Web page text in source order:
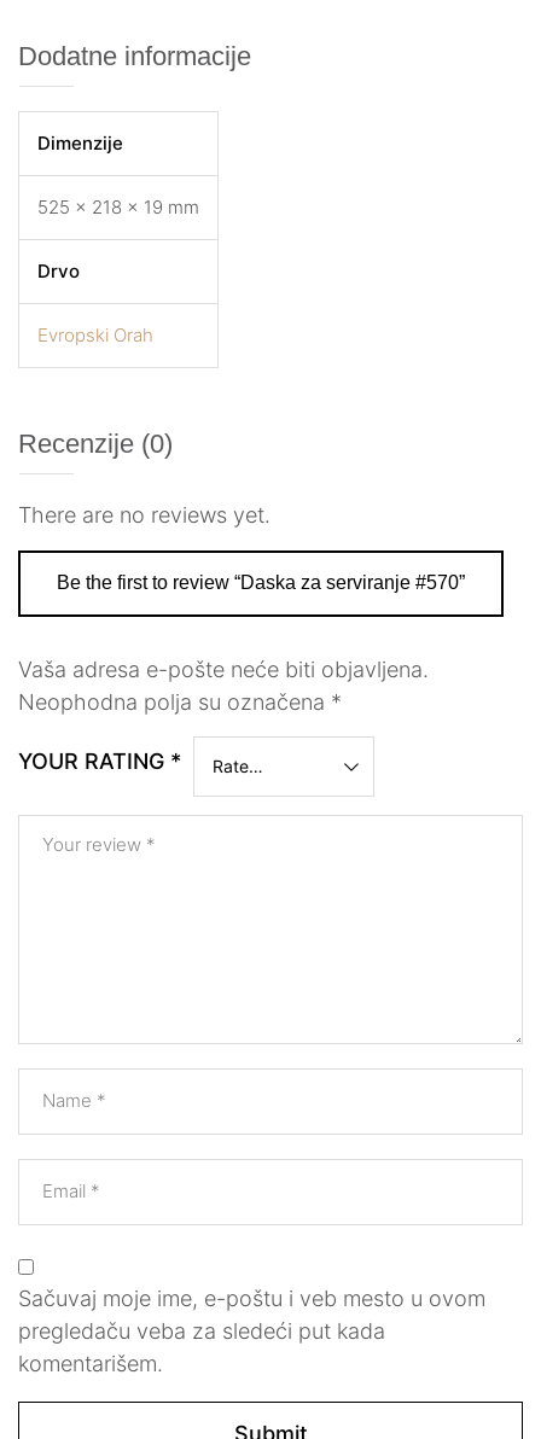
Dodatne informacije
Dimenzije
525 × 218 × 19 mm
Drvo
Evropski Orah
Recenzije (0)
There are no reviews yet.
Be the first to review “Daska za serviranje #570”
Vaša adresa e-pošte neće biti objavljena.
Neophodna polja su označena *
YOUR RATING *
Your review *
Name *
Email *
Sačuvaj moje ime, e-poštu i veb mesto u ovom
pregledaču veba za sledeći put kada
komentarišem.